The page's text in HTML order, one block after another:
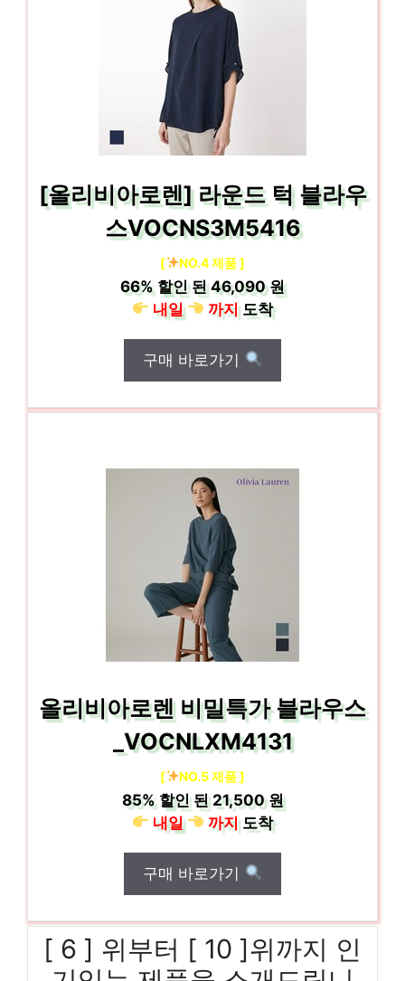
[올리비아로렌] 라운드 턱 블라우
스VOCNS3M5416
[ NO.4 제품 ]
66% 할인 된46,090 원
내일
까지도착
구매 바로가기
올리비아로렌 비밀특가 블라우스
_VOCNLXM4131
[ NO.5 제품 ]
85%할인 된21,500 원
내일
까지도착
구매 바로가기
[ 6 ] 위부터 [ 10 ]위까지 인